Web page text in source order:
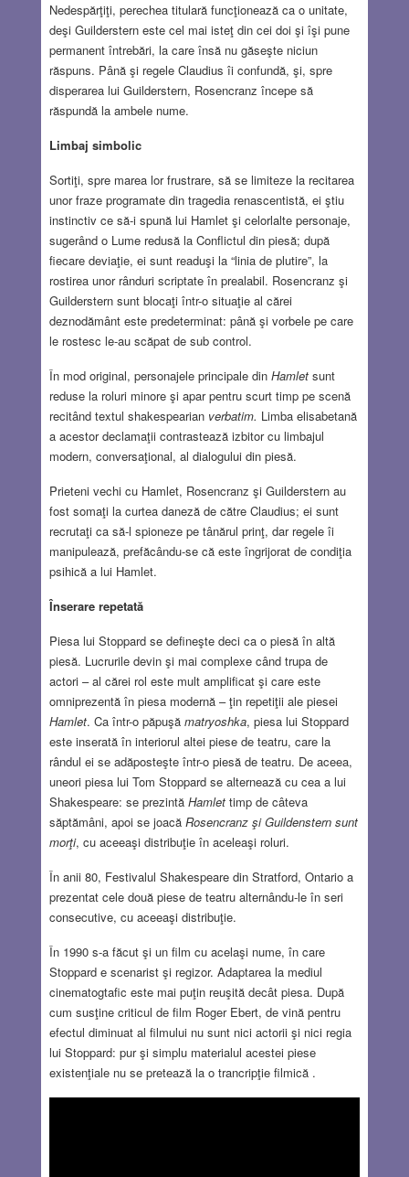
Nedespărţiţi, perechea titulară funcţionează ca o unitate,
deşi Guilderstern este cel mai isteţ din cei doi şi îşi pune
permanent întrebări, la care însă nu găseşte niciun
răspuns. Până şi regele Claudius îi confundă, şi, spre
disperarea lui Guilderstern, Rosencranz începe să
răspundă la ambele nume.
Limbaj simbolic
Sortiţi, spre marea lor frustrare, să se limiteze la recitarea
unor fraze programate din tragedia renascentistă, ei ştiu
instinctiv ce să-i spună lui Hamlet şi celorlalte personaje,
sugerând o Lume redusă la Conflictul din piesă; după
fiecare deviaţie, ei sunt readuşi la “linia de plutire”, la
rostirea unor rânduri scriptate în prealabil. Rosencranz şi
Guilderstern sunt blocaţi într-o situaţie al cărei
deznodământ este predeterminat: până şi vorbele pe care
le rostesc le-au scăpat de sub control.
În mod original, personajele principale din Hamletsunt
reduse la roluri minore şi apar pentru scurt timp pe scenă
recitând textul shakespearian verbatim. Limba elisabetană
a acestor declamaţii contrastează izbitor cu limbajul
modern, conversaţional, al dialogului din piesă.
Prieteni vechi cu Hamlet, Rosencranz şi Guilderstern au
fost somaţi la curtea daneză de către Claudius; ei sunt
recrutaţi ca să-l spioneze pe tânărul prinţ, dar regele îi
manipulează, prefăcându-se că este îngrijorat de condiţia
psihică a lui Hamlet.
Înserare repetată
Piesa lui Stoppard se defineşte deci ca o piesă în altă
piesă. Lucrurile devin şi mai complexe când trupa de
actori – al cărei rol este mult amplificat şi care este
omniprezentă în piesa modernă – ţin repetiţii ale piesei
Hamlet. Ca într-o păpuşă matryoshka, piesa lui Stoppard
este inserată în interiorul altei piese de teatru, care la
rândul ei se adăposteşte într-o piesă de teatru. De aceea,
uneori piesa lui Tom Stoppard se alternează cu cea a lui
Shakespeare: se prezintă Hamlettimp de câteva
săptămâni, apoi se joacăRosencranz şi Guildenstern sunt
morţi, cu aceeaşi distribuţie în aceleaşi roluri.
În anii 80, Festivalul Shakespeare din Stratford, Ontario a
prezentat cele două piese de teatru alternându-le în seri
consecutive, cu aceeaşi distribuţie.
În 1990 s-a făcut şi un film cu acelaşi nume, în care
Stoppard e scenarist şi regizor. Adaptarea la mediul
cinematogtafic este mai puţin reuşită decât piesa. După
cum susţine criticul de film Roger Ebert, de vină pentru
efectul diminuat al filmului nu sunt nici actorii şi nici regia
lui Stoppard: pur şi simplu materialul acestei piese
existenţiale nu se pretează la o trancripţie filmică .